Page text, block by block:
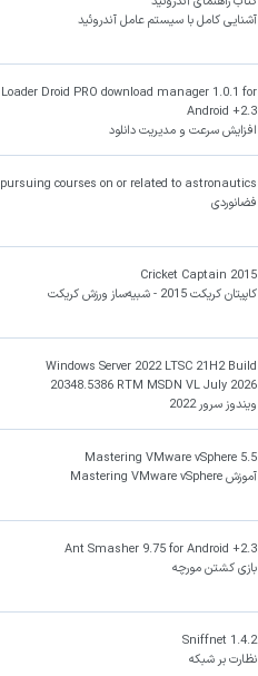
آشنایی کامل با سیستم عامل آندروئید
Loader Droid PRO download manager 1.0.1 for
Android +2.3
افزایش سرعت و مدیریت دانلود
pursuing courses on or related to astronautics
فضانوردی
Cricket Captain 2015
کاپیتان کریکت 2015 - شبیه‌ساز ورزش کریکت
Windows Server 2022 LTSC 21H2 Build
20348.5386 RTM MSDN VL July 2026
ویندوز سرور 2022
Mastering VMware vSphere 5.5
آموزش Mastering VMware vSphere
Ant Smasher 9.75 for Android +2.3
بازی کشتن مورچه
Sniffnet 1.4.2
نظارت بر شبکه